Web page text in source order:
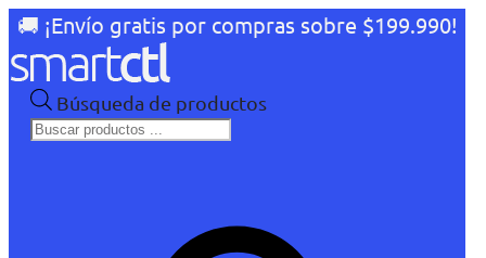
🚚 ¡Envío gratis por compras sobre $199.990!
Búsqueda de productos